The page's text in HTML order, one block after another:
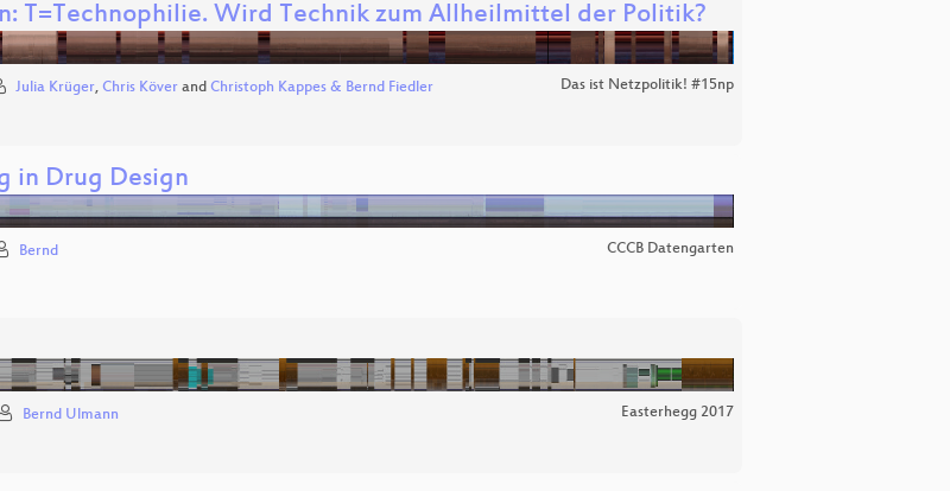
T=Technophilie. Wird Technik zum Allheilmittel der Politik?
Julia Krüger, Chris Köver and Christoph Kappes & Bernd Fiedler Das ist Netzpolitik! #15np
in Drug Design
Bernd CCCB Datengarten
Bernd Ulmann Easterhegg 2017